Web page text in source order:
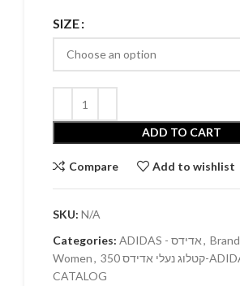
SIZE
ADD TO CART
Compare Add to wishlist
SKU: N/A
Categories:
ADIDAS - אדידס, Brand
Women, קטלוג נעלי אדידס 350-ADIDAS 350
CATALOG